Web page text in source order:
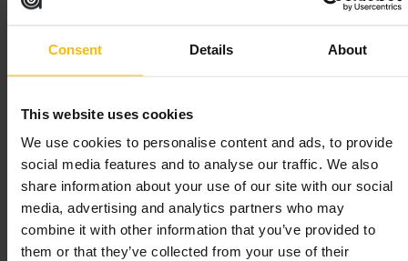
Consent Details About
This website uses cookies
We use cookies to personalise content and ads, to provide
social media features and to analyse our traffic. We also
share information about your use of our site with our social
media, advertising and analytics partners who may
combine it with other information that you’ve provided to
them or that they’ve collected from your use of their
Ambiente íntimo e cordial, ideal para quem gosta de bater papo no
balcão. Serviço atento e informal, com staff que convida à conversa.
Casa limpa e recuperada com cuidado, decoração tradicional que cria
um espaço acolhedor. Aceitam cães e mantêm uma carta focada em
bebidas, não refeições completas.